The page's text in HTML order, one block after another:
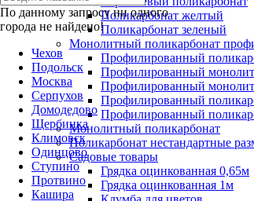
По данному запросу ни одного
города не найдено!
Чехов
Подольск
Москва
Серпухов
Домодедово
Щербинка
Климовск
Одинцово
Ступино
Протвино
Кашира
Поликарбонат желтый
Поликарбонат зеленый
Монолитный поликарбонат
Профилированный
Профилированный
Профилированный
Профилированный
Профилированный
Монолитный поликарбонат
Поликарбонат нестандартные
Садовые товары
Грядка оцинкованная 0,65м
Грядка оцинкованная 1м